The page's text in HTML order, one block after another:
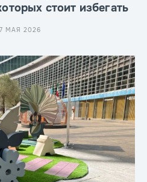
стоит избегать
МАЯ 2026